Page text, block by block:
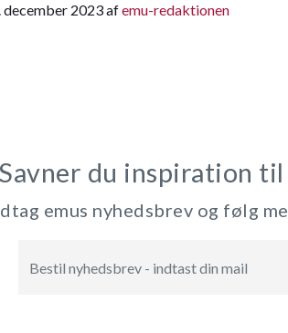
december 2023 afemu-redaktionen
Savner du inspiration til
emus nyhedsbrev og følg